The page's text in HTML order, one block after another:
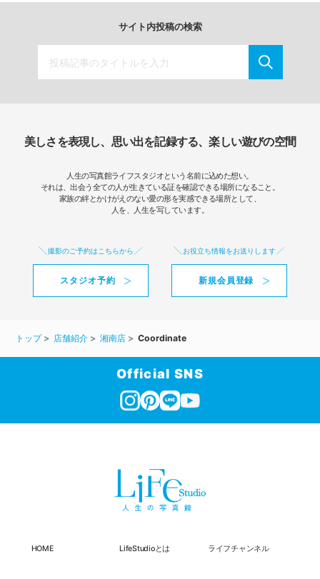
サイト内投稿の検索
美しさを表現し、思い出を記録する、楽しい遊びの空間
人生の写真館ライフスタジオという名前に込めた想い。
それは、出会う全ての人が生きている証を確認できる場所になること。
家族の絆とかけがえのない愛の形を実感できる場所として、
人を、人生を写しています。
撮影のご予約はこちらから
スタジオ予約
お役立ち情報をお送りします
新規会員登録
トップ 店舗紹介 湘南店 Coordinate
Official SNS
HOME LifeStudioとは ライフチャンネル